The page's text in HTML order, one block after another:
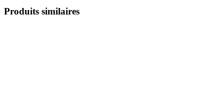
Produits similaires